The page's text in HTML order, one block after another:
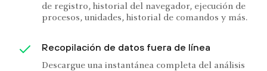
de registro, historial del navegador, ejecución de
procesos, unidades, historial de comandos y más.
Recopilación de datos fuera de línea
Descargue una instantánea completa del análisis